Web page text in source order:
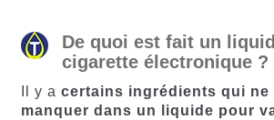
De quoi est fait un
cigarette électronique ?
Il y a certains ingrédients qui ne
manquer dans un liquide pour